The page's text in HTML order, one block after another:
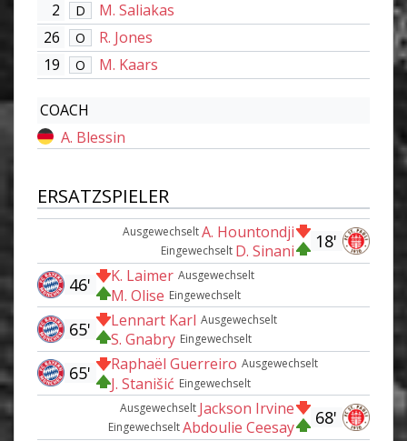
2 D
M. Saliakas
26
O
R. Jones
19
O M. Kaars
COACH
A. Blessin
ERSATZSPIELER
18'
AusgewechseltA. Hountondji
Eingewechselt D. Sinani
Ausgewechselt
K. Laimer
Eingewechselt
M. Olise
46'
Ausgewechselt
Lennart Karl
Eingewechselt
S. Gnabry
65'
Ausgewechselt
Raphaël Guerreiro
Eingewechselt
J. Stanišić
65'
68'
Ausgewechselt Jackson Irvine
EingewechseltAbdoulie Ceesay